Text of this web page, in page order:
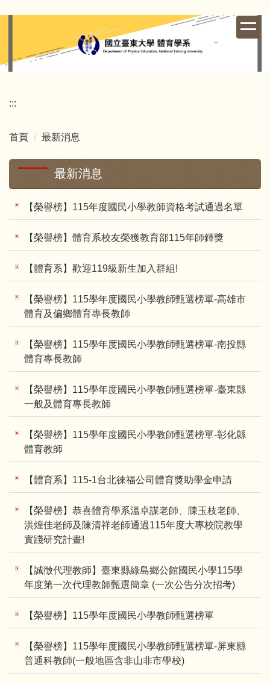
內
:::
首頁 最新消息
最新消息
【榮譽榜】115年度國民小學教師資格考試通過名單
【榮譽榜】體育系校友榮獲教育部115年師鐸獎
【體育系】歡迎119級新生加入群組!
【榮譽榜】115學年度國民小學教師甄選榜單-高雄市
體育及偏鄉體育專長教師
【榮譽榜】115學年度國民小學教師甄選榜單-南投縣
體育專長教師
【榮譽榜】115學年度國民小學教師甄選榜單-臺東縣
一般及體育專長教師
【榮譽榜】115學年度國民小學教師甄選榜單-彰化縣
體育教師
【體育系】115-1台北徠福公司體育獎助學金申請
【榮譽榜】恭喜體育學系溫卓謀老師、陳玉枝老師、
洪煌佳老師及陳清祥老師通過115年度大專校院教學
實踐研究計畫!
【誠徵代理教師】臺東縣綠島鄉公館國民小學115學
年度第一次代理教師甄選簡章 (一次公告分次招考)
【榮譽榜】115學年度國民小學教師甄選榜單
【榮譽榜】115學年度國民小學教師甄選榜單-屏東縣
普通科教師(一般地區含非山非市學校)